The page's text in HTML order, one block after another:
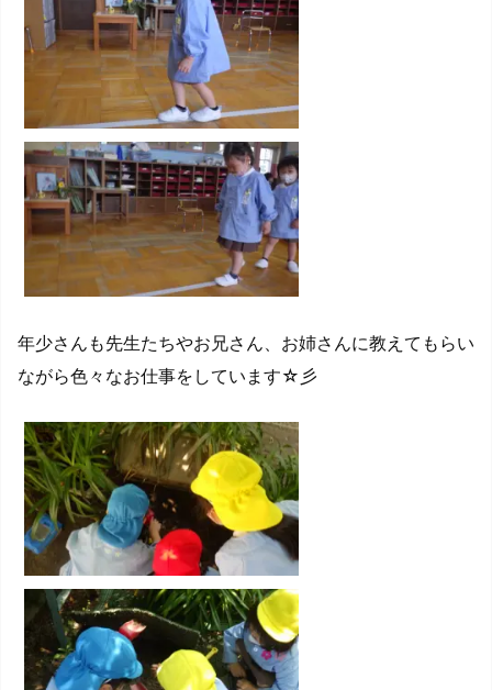
年少さんも先生たちやお兄さん、お姉さんに教えてもらい
ながら色々なお仕事をしています☆彡